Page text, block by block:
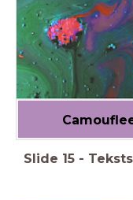
Slide 15 -